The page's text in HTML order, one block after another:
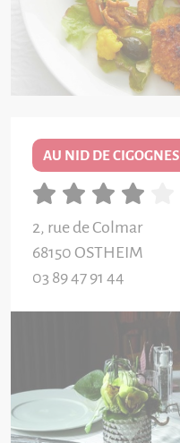
AU NID DE CIGOGNES
2, rue de Colmar
68150 OSTHEIM
03 89 47 91 44